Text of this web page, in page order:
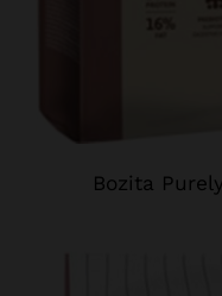
Bozita